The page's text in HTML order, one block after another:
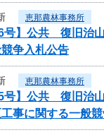
恵那農林事務所
号】公共 復旧治
争入札公告
恵那農林事務所
号】公共 復旧治
事に関する一般競